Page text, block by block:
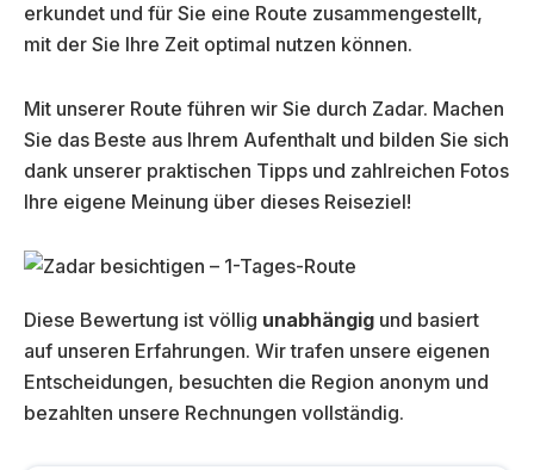
erkundet und für Sie eine Route zusammengestellt,
mit der Sie Ihre Zeit optimal nutzen können.
Mit unserer Route führen wir Sie durch Zadar. Machen
Sie das Beste aus Ihrem Aufenthalt und bilden Sie sich
dank unserer praktischen Tipps und zahlreichen Fotos
Ihre eigene Meinung über dieses Reiseziel!
Diese Bewertung ist völlig unabhängig und basiert
auf unseren Erfahrungen. Wir trafen unsere eigenen
Entscheidungen, besuchten die Region anonym und
bezahlten unsere Rechnungen vollständig.